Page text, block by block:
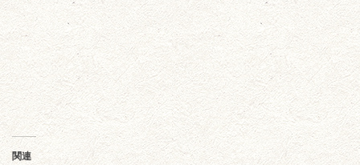
関連